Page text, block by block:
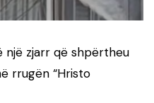
një zjarr që shpërtheu
rrugën “Hristo